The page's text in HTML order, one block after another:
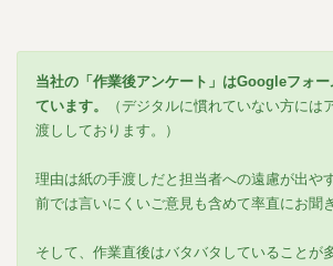
当社の「作業後アンケート」はGoogleフォ
ています。
（デジタルに慣れていない方には
渡ししております。）
理由は紙の手渡しだと担当者への遠慮が出や
前では言いにくいご意見も含めて率直にお聞
そして、作業直後はバタバタしていることが